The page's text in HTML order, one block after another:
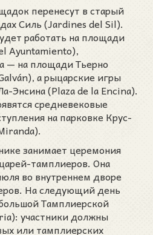
перенесут в старый
Силь (Jardines del Sil).
работать на площади
Ayuntamiento),
— на площади Тьерно
а рыцарские игры
Энсина (Plaza de la Encina).
средневековые
на парковке Крус-
занимает церемония
тамплиеров. Она
во внутреннем дворе
На следующий день
Тамплиерской
участники должны
или тамплиерских